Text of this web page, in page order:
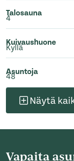
Talosauna
4
Kuivaushuone
Kyllä
Asuntoja
48
Näytä
Vapaita